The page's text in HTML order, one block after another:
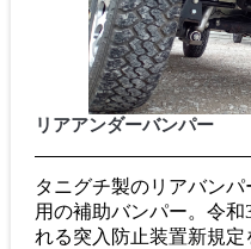
リアアンダーバンパー
タニグチ製のリアバン
用の補助バンパー。令
れる突入防止装置新規